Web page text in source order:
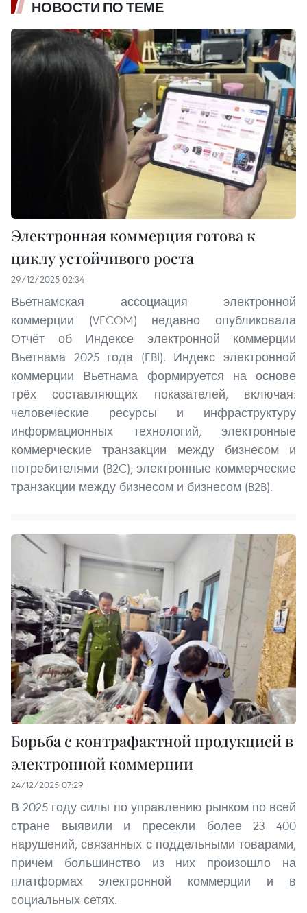
НОВОСТИ ПО ТЕМЕ
Электронная коммерция готова к
циклу устойчивого роста
29/12/2025 02:34
Вьетнамская ассоциация электронной
коммерции (VECOM) недавно опубликовала
Отчёт об Индексе электронной коммерции
Вьетнама 2025 года (EBI). Индекс электронной
коммерции Вьетнама формируется на основе
трёх составляющих показателей, включая:
человеческие ресурсы и инфраструктуру
информационных технологий; электронные
коммерческие транзакции между бизнесом и
потребителями (B2C); электронные коммерческие
транзакции между бизнесом и бизнесом (B2B).
Борьба с контрафактной продукцией в
электронной коммерции
24/12/2025 07:29
В 2025 году силы по управлению рынком по всей
стране выявили и пресекли более 23 400
нарушений, связанных с поддельными товарами,
причём большинство из них произошло на
платформах электронной коммерции и в
социальных сетях.